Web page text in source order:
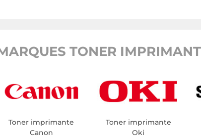
TONER
Toner imprimante
Canon
Toner imprimante
Oki